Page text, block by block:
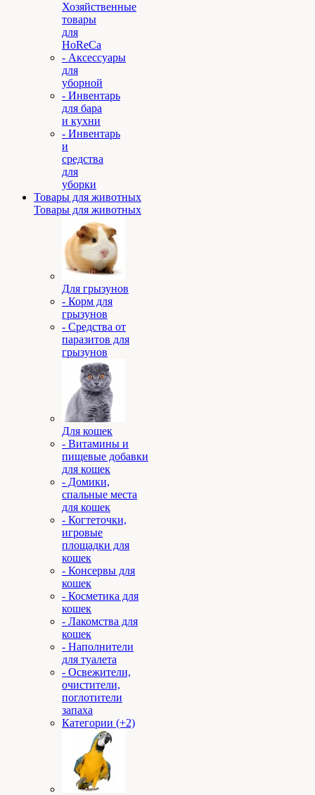
Хозяйственные
товары
для
HoReCa
- Аксессуары
для
уборной
- Инвентарь
для бара
и кухни
- Инвентарь
и
средства
для
уборки
Товары для животных
Товары для животных
Для грызунов
- Корм для
грызунов
- Средства от
паразитов для
грызунов
Для кошек
- Витамины и
пищевые добавки
для кошек
- Домики,
спальные места
для кошек
- Когтеточки,
игровые
площадки для
кошек
- Консервы для
кошек
- Косметика для
кошек
- Лакомства для
кошек
- Наполнители
для туалета
- Освежители,
очистители,
поглотители
запаха
Категории (+2)